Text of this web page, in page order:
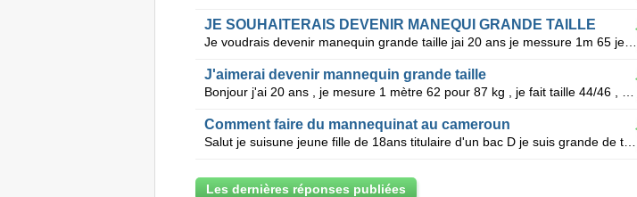
JE SOUHAITERAIS DEVENIR MANEQUI GRANDE TAILLE
Je voudrais devenir manequin grande taille jai 20 ans je messure 1m 65 je pese 95 KILO es mes chance
J'aimerai devenir mannequin grande taille
Comment faire du mannequinat au cameroun
Salut je suisune jeune fille de 18ans titulaire d'un bac D je suis grande de taille un beau tein noi
Les dernières réponses publiées